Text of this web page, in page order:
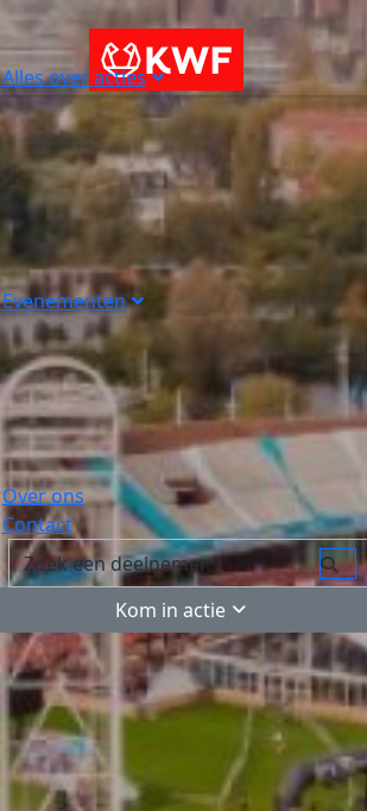
Alles over acties
Evenementen
Over ons
Contact
Kom in actie